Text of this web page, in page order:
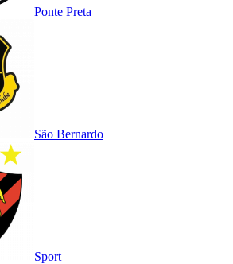
Ponte Preta
São Bernardo
Sport